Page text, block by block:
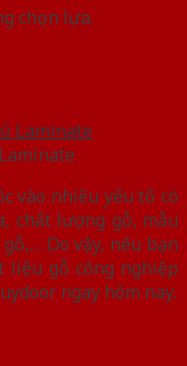
chọn lựa.
vào nhiều yếu tố có
chất lượng gỗ, mẫu
Do vậy, nếu bạn
liệu gỗ công nghiệp
ngay hôm nay.